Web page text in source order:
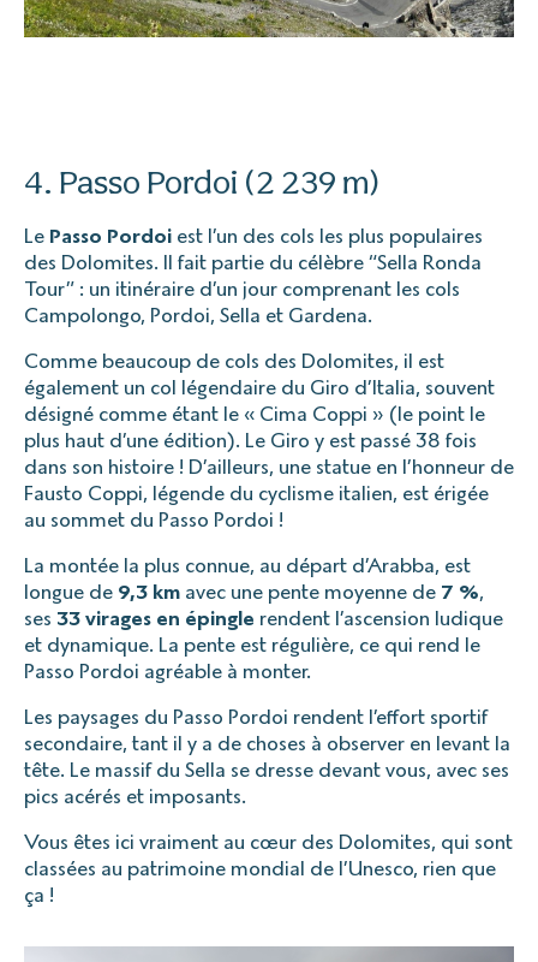
4. Passo Pordoi (2 239 m)
Le Passo Pordoi est l’un des cols les plus populaires
des Dolomites. Il fait partie du célèbre “Sella Ronda
Tour” : un itinéraire d’un jour comprenant les cols
Campolongo, Pordoi, Sella et Gardena.
Comme beaucoup de cols des Dolomites, il est
également un col légendaire du Giro d’Italia, souvent
désigné comme étant le « Cima Coppi » (le point le
plus haut d’une édition). Le Giro y est passé 38 fois
dans son histoire ! D’ailleurs, une statue en l’honneur de
Fausto Coppi, légende du cyclisme italien, est érigée
au sommet du Passo Pordoi !
La montée la plus connue, au départ d’Arabba, est
longue de 9,3 km avec une pente moyenne de 7 %,
ses 33 virages en épingle rendent l’ascension ludique
et dynamique. La pente est régulière, ce qui rend le
Passo Pordoi agréable à monter.
Les paysages du Passo Pordoi rendent l’effort sportif
secondaire, tant il y a de choses à observer en levant la
tête. Le massif du Sella se dresse devant vous, avec ses
pics acérés et imposants.
Vous êtes ici vraiment au cœur des Dolomites, qui sont
classées au patrimoine mondial de l’Unesco, rien que
ça !